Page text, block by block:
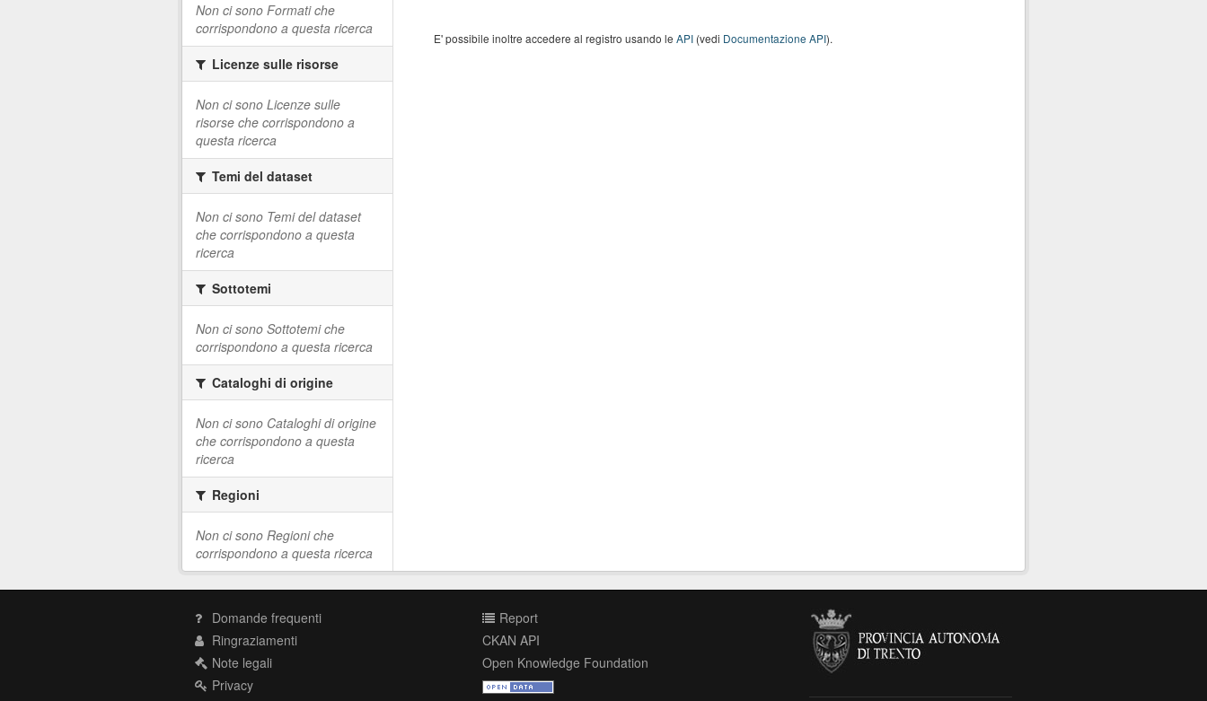
Non ci sono Formati che
corrispondono a questa ricerca
Licenze sulle risorse
Non ci sono Licenze sulle
risorse che corrispondono a
questa ricerca
Temi del dataset
Non ci sono Temi del dataset
che corrispondono a questa
ricerca
Sottotemi
Non ci sono Sottotemi che
corrispondono a questa ricerca
Cataloghi di origine
Non ci sono Cataloghi di origine
che corrispondono a questa
ricerca
Regioni
Non ci sono Regioni che
corrispondono a questa ricerca
E' possibile inoltre accedere al registro usando le API(vedi Documentazione API).
Domande frequenti
Ringraziamenti
Note legali
Privacy
Report
CKAN API
Open Knowledge Foundation